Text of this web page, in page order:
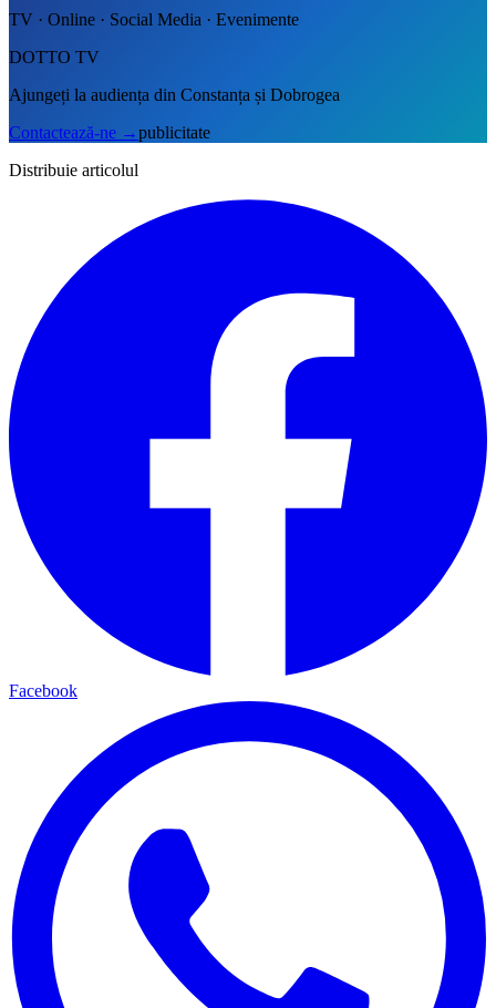
TV · Online · Social Media · Evenimente
DOTTO TV
Ajungeți la audiența din Constanța și Dobrogea
Contactează-ne →publicitate
Distribuie articolul
Facebook